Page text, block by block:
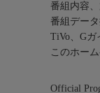
番組内容
番組デー
TiVo、Gガ
このホー
Official